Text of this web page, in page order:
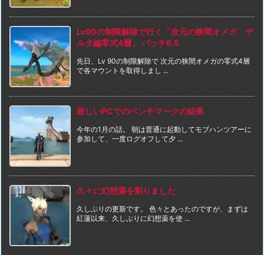
Lv90の制限解除で行く「次元の狭間オメガ デ
ルタ編零式4層」 パッチ6.5
先日、Lv 90の制限解除で 次元の狭間オメガの零式4層
で各マウントを取得しまし ...
新しいPCでのベンチマークの結果
今年の1月の話。 朝は普通に起動してモブハンツアーに
参加して、一度ログオフして夕 ...
久々に幻想薬を割りました
久しぶりの更新です。 色々とあったのですが、まずは
紅蓮以来、久しぶりに幻想薬を使 ...